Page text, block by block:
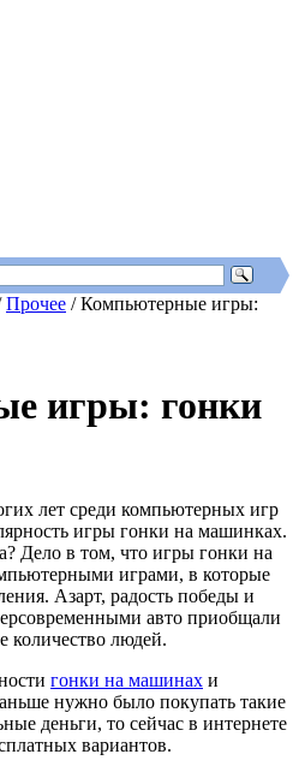
Прочее /Компьютерные игры:
игры: гонки
лет среди компьютерных игр
игры гонки на машинках.
Дело в том, что игры гонки на
играми, в которые
Азарт, радость победы и
авто приобщали
количество людей.
гонки на машинах и
нужно было покупать такие
деньги, то сейчас в интернете
вариантов.